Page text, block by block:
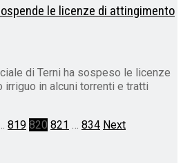
le licenze di attingimento
di Terni ha sospeso le licenze
in alcuni torrenti e tratti
819 820 821 … 834 Next